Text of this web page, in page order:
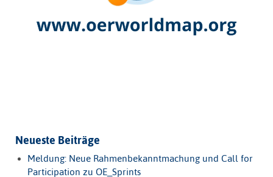
Neueste Beiträge
Meldung: Neue Rahmenbekanntmachung und Call for
Participation zu OE_Sprints